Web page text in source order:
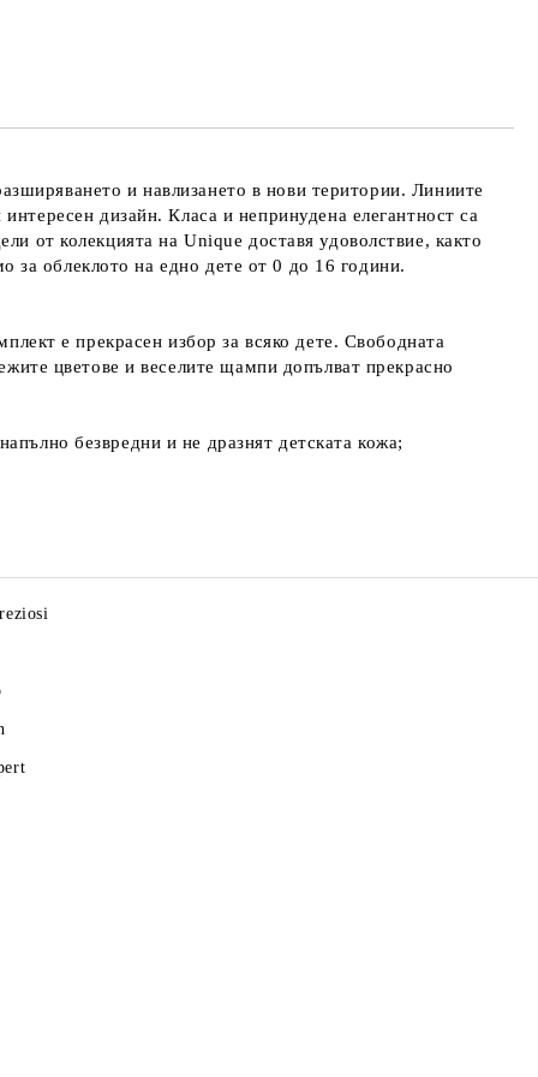
и навлизането в нови територии. Линиите
дизайн. Класа и непринудена елегантност са
от колекцията на Unique доставя удоволствие, както
за облеклото на едно дете от 0 до 16 години.
е прекрасен избор за всяко дете. Свободната
цветове и веселите щампи допълват прекрасно
безвредни и не дразнят детската кожа;